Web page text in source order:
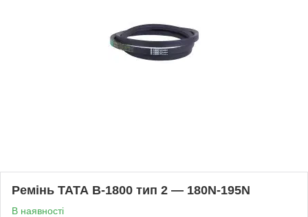
Ремінь ТАТА B-1800 тип 2 — 180N-195N
В наявності